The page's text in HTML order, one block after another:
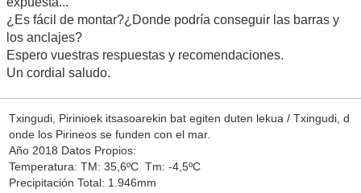
¿Es fácil de montar?¿Donde podría conseguir las barras y
los anclajes?
Espero vuestras respuestas y recomendaciones.
Un cordial saludo.
Txingudi, Pirinioek itsasoarekin bat egiten duten lekua / Txingudi, d
onde los Pirineos se funden con el mar.
Año 2018 Datos Propios:
Temperatura: TM: 35,6ºC Tm: -4,5ºC
Precipitación Total: 1.946mm